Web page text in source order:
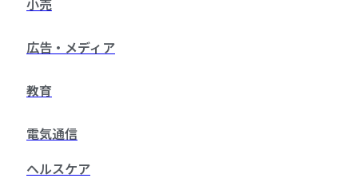
小売
広告・メディア
教育
電気通信
ヘルスケア